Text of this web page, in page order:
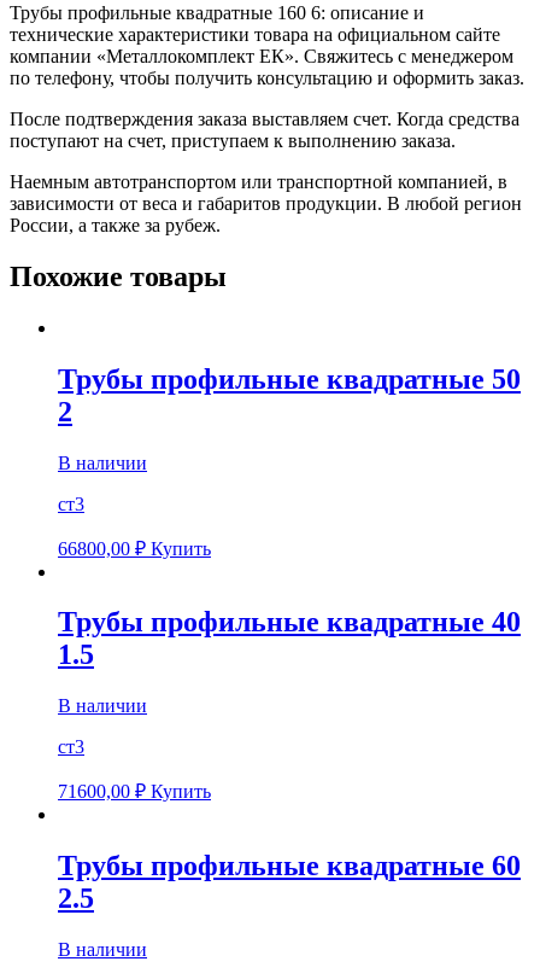
Трубы профильные квадратные 160 6: описание и
технические характеристики товара на официальном сайте
компании «Металлокомплект ЕК». Свяжитесь с менеджером
по телефону, чтобы получить консультацию и оформить заказ.
После подтверждения заказа выставляем счет. Когда средства
поступают на счет, приступаем к выполнению заказа.
Наемным автотранспортом или транспортной компанией, в
зависимости от веса и габаритов продукции. В любой регион
России, а также за рубеж.
Похожие товары
Трубы профильные квадратные 50
2
В наличии
ст3
66800,00 ₽ Купить
Трубы профильные квадратные 40
1.5
В наличии
ст3
71600,00 ₽ Купить
Трубы профильные квадратные 60
2.5
В наличии